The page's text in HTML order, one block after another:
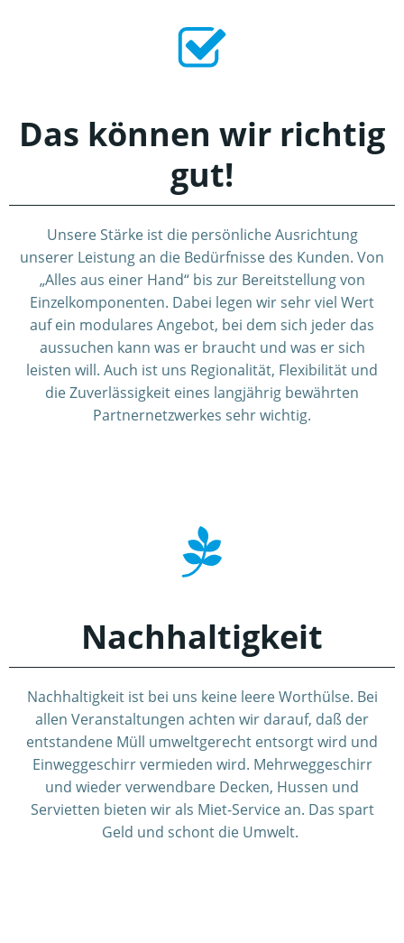
Das können wir richtig
gut!
Unsere Stärke ist die persönliche Ausrichtung
unserer Leistung an die Bedürfnisse des Kunden. Von
„Alles aus einer Hand“ bis zur Bereitstellung von
Einzelkomponenten. Dabei legen wir sehr viel Wert
auf ein modulares Angebot, bei dem sich jeder das
aussuchen kann was er braucht und was er sich
leisten will. Auch ist uns Regionalität, Flexibilität und
die Zuverlässigkeit eines langjährig bewährten
Partnernetzwerkes sehr wichtig.
Nachhaltigkeit
Nachhaltigkeit ist bei uns keine leere Worthülse. Bei
allen Veranstaltungen achten wir darauf, daß der
entstandene Müll umweltgerecht entsorgt wird und
Einweggeschirr vermieden wird. Mehrweggeschirr
und wieder verwendbare Decken, Hussen und
Servietten bieten wir als Miet-Service an. Das spart
Geld und schont die Umwelt.